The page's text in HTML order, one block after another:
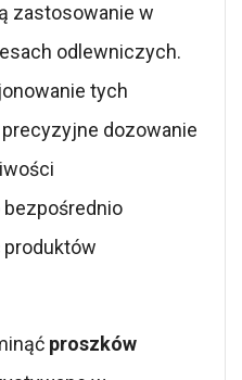
zastosowanie w
odlewniczych.
tych
dozowanie
produktów
proszków